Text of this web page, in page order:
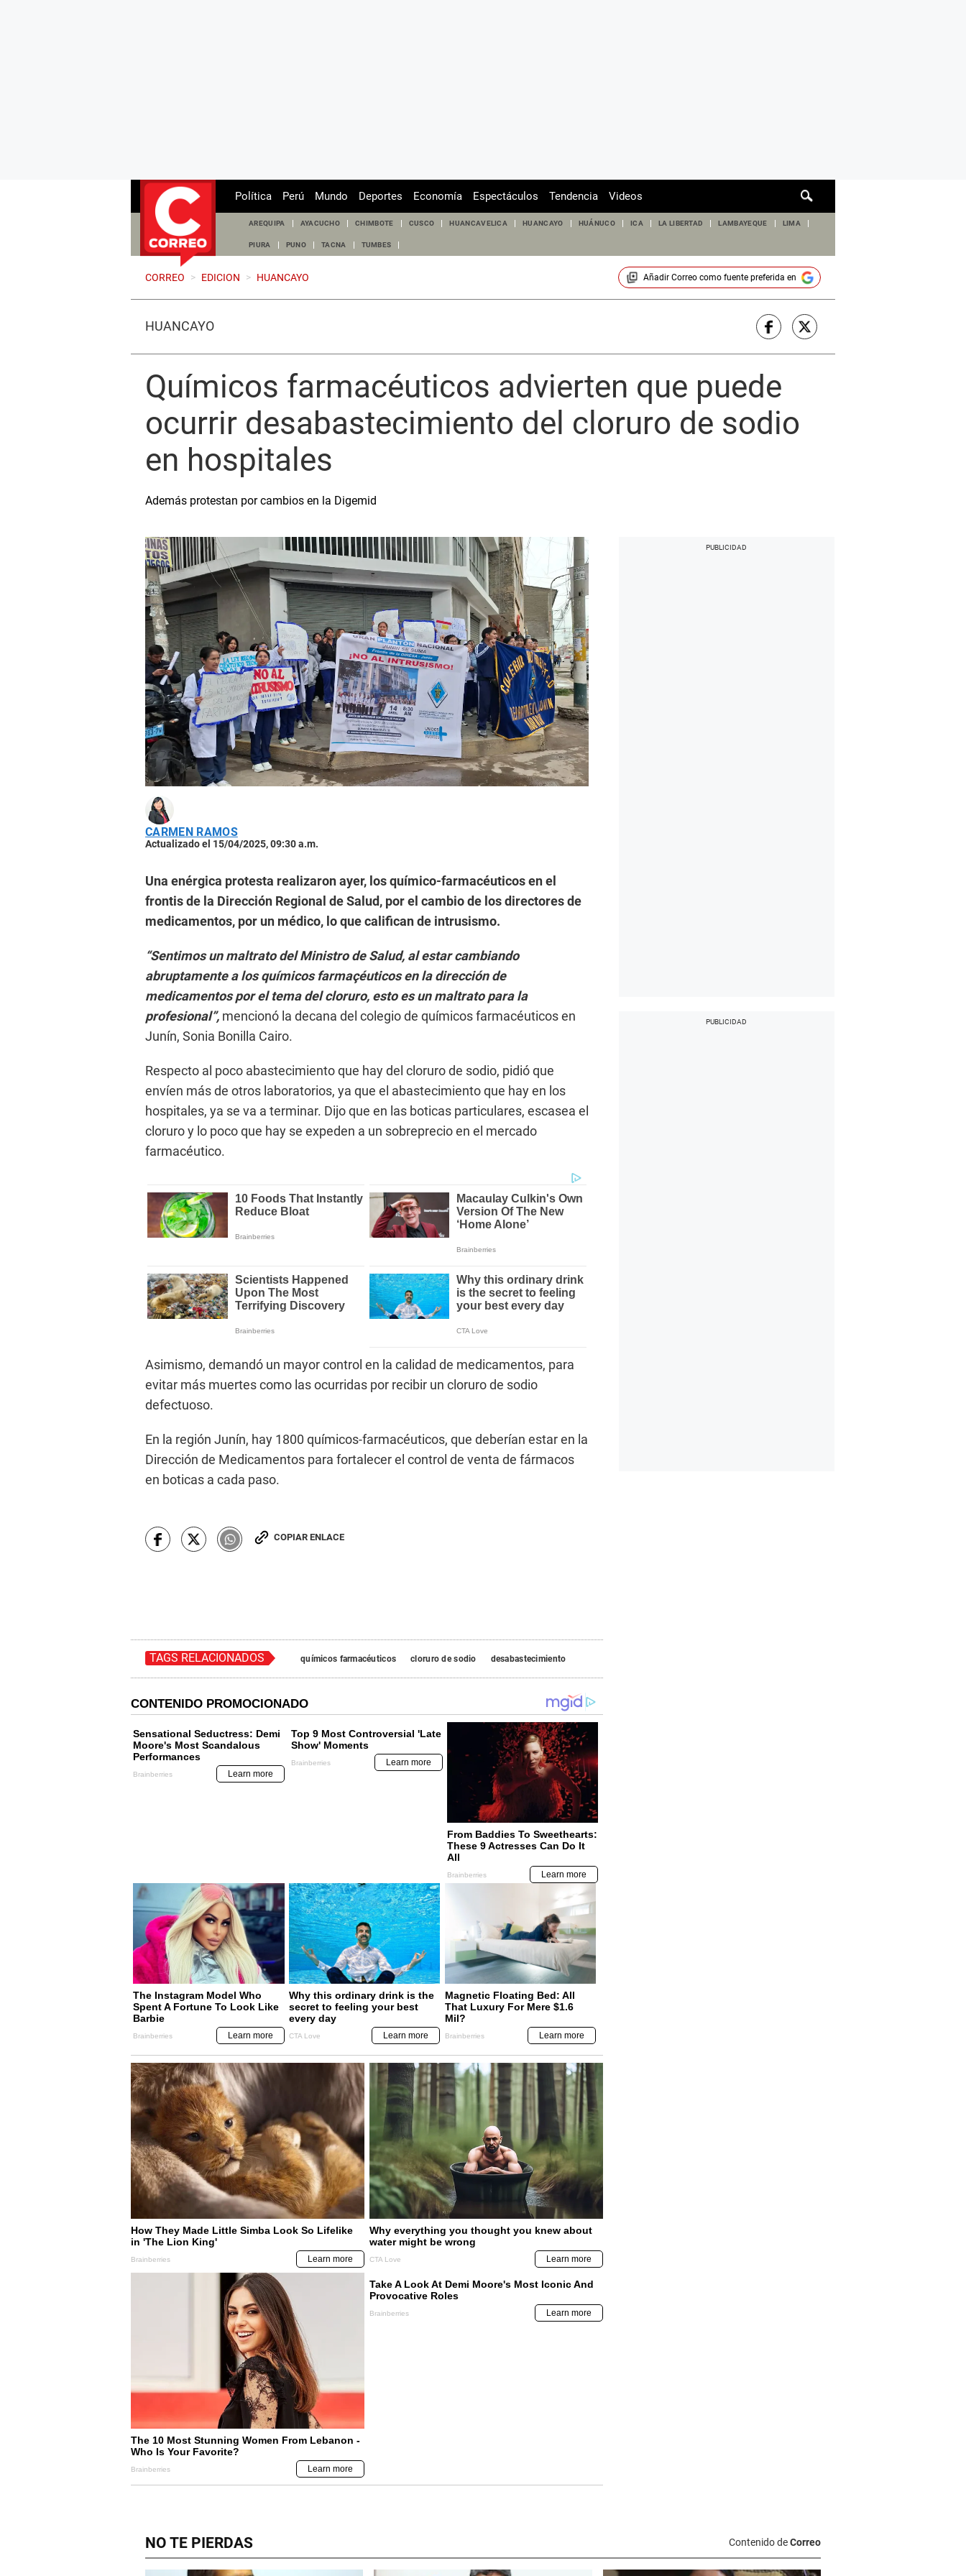
de
Política Perú Mundo Deportes Economía Espectáculos Tendencia Videos
AREQUIPA AYACUCHO CHIMBOTE CUSCO HUANCAVELICA HUANCAYO HUÁNUCO ICA LA LIBERTAD LAMBAYEQUE LIMA
PIURA PUNO TACNA TUMBES
CORREO > EDICION > HUANCAYO Añadir Correocomo fuente preferida en
HUANCAYO
Químicos farmacéuticos advierten que puede
ocurrir desabastecimiento del cloruro de sodio
en hospitales
Además protestan por cambios en la Digemid
CARMEN RAMOS
Actualizado el 15/04/2025, 09:30 a.m.
Una enérgica protesta realizaron ayer, los químico-farmacéuticos en el
frontis de la Dirección Regional de Salud, por el cambio de los directores de
medicamentos, por un médico, lo que califican de intrusismo.
“Sentimos un maltrato del Ministro de Salud, al estar cambiando
abruptamente a los químicos farmaçéuticos en la dirección de
medicamentos por el tema del cloruro, esto es un maltrato para la
profesional”, mencionó la decana del colegio de químicos farmacéuticos en
Junín, Sonia Bonilla Cairo.
Respecto al poco abastecimiento que hay del cloruro de sodio, pidió que
envíen más de otros laboratorios, ya que el abastecimiento que hay en los
hospitales, ya se va a terminar. Dijo que en las boticas particulares, escasea el
cloruro y lo poco que hay se expeden a un sobreprecio en el mercado
farmacéutico.
Asimismo, demandó un mayor control en la calidad de medicamentos, para
evitar más muertes como las ocurridas por recibir un cloruro de sodio
defectuoso.
En la región Junín, hay 1800 químicos-farmacéuticos, que deberían estar en la
Dirección de Medicamentos para fortalecer el control de venta de fármacos
en boticas a cada paso.
COPIAR ENLACE
TAGS RELACIONADOS químicos farmacéuticos cloruro de sodio desabastecimiento
NO TE PIERDAS Contenido deCorreo